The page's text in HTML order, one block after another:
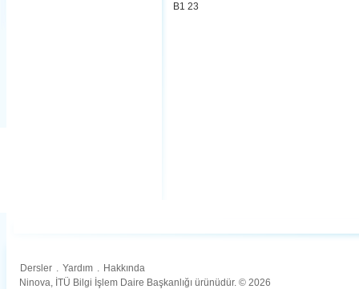
B1 23
Dersler . Yardım . Hakkında
Ninova, İTÜ Bilgi İşlem Daire Başkanlığı ürünüdür. © 2026